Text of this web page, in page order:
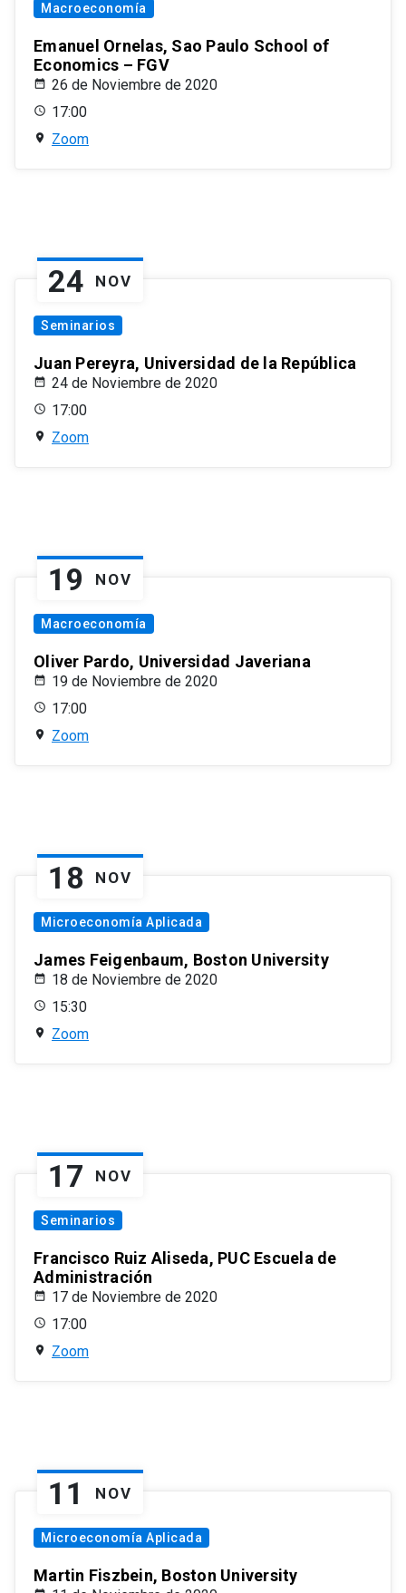
Macroeconomía
Emanuel Ornelas, Sao Paulo School of
Economics – FGV
26 de Noviembre de 2020
17:00
Zoom
24 NOV
Seminarios
Juan Pereyra, Universidad de la República
24 de Noviembre de 2020
17:00
Zoom
19 NOV
Macroeconomía
Oliver Pardo, Universidad Javeriana
19 de Noviembre de 2020
17:00
Zoom
18 NOV
Microeconomía Aplicada
James Feigenbaum, Boston University
18 de Noviembre de 2020
15:30
Zoom
17 NOV
Seminarios
Francisco Ruiz Aliseda, PUC Escuela de
Administración
17 de Noviembre de 2020
17:00
Zoom
11 NOV
Microeconomía Aplicada
Martin Fiszbein, Boston University